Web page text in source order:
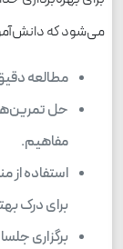
می‌شود که
مطالعه
حل
مفاهیم.
استفاده از
برای درک
برگزاری